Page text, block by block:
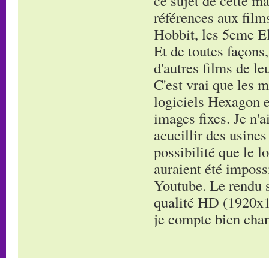
références aux
Hobbit, les 5eme
Et de toutes
d'autres films de
C'est vrai que les
logiciels Hexagon
images fixes. Je
acueillir des
possibilité que le
auraient été
Youtube. Le rendu
qualité HD
je compte bien